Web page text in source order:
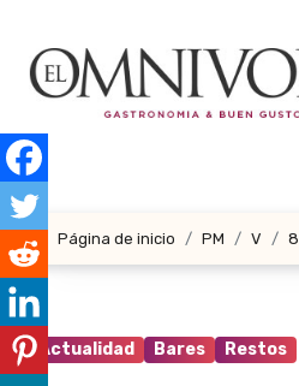
contenido
Página de inicio PM V 8
Actualidad Bares Restos